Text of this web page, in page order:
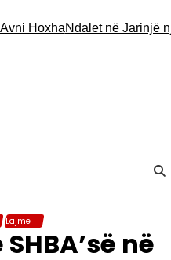
Ndalet në Jarinjë një
Lajme
në